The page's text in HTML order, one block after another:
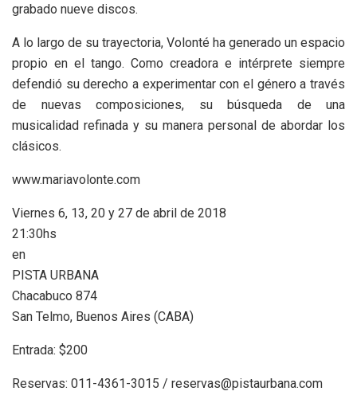
grabado nueve discos.
A lo largo de su trayectoria, Volonté ha generado un espacio
propio en el tango. Como creadora e intérprete siempre
defendió su derecho a experimentar con el género a través
de nuevas composiciones, su búsqueda de una
musicalidad refinada y su manera personal de abordar los
clásicos.
www.mariavolonte.com
Viernes 6, 13, 20 y 27 de abril de 2018
21:30hs
en
PISTA URBANA
Chacabuco 874
San Telmo, Buenos Aires (CABA)
Entrada: $200
Reservas: 011-4361-3015 / reservas@pistaurbana.com